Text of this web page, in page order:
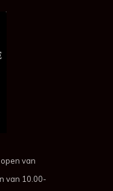
van
van 10.00-